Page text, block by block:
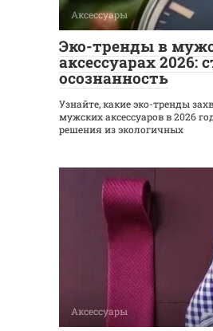
Аксессуары
Эко-тренды в
аксессуарах 2026:
осознанность
Узнайте, какие эко-тренды
мужских аксессуаров в 2026
решения из экологичных
Аксессуары